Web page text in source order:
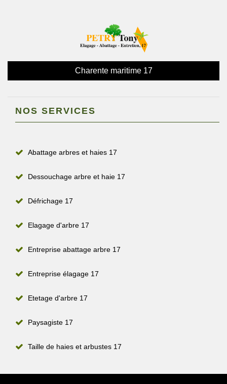
Charente maritime 17
NOS SERVICES
Abattage arbres et haies 17
Dessouchage arbre et haie 17
Défrichage 17
Elagage d'arbre 17
Entreprise abattage arbre 17
Entreprise élagage 17
Etetage d'arbre 17
Paysagiste 17
Taille de haies et arbustes 17